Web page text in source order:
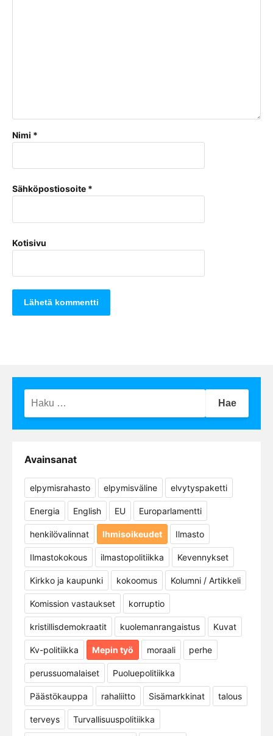
Nimi *
Sähköpostiosoite *
Kotisivu
Avainsanat
elpymisrahasto elpymisväline elvytyspaketti
Energia English EU Europarlamentti
henkilövalinnat Ihmisoikeudet Ilmasto
Ilmastokokous ilmastopolitiikka Kevennykset
Kirkko ja kaupunki kokoomus Kolumni / Artikkeli
Komission vastaukset korruptio
kristillisdemokraatit kuolemanrangaistus Kuvat
Kv-politiikka Mepin työ moraali perhe
perussuomalaiset Puoluepolitiikka
Päästökauppa rahaliitto Sisämarkkinat talous
terveys Turvallisuuspolitiikka